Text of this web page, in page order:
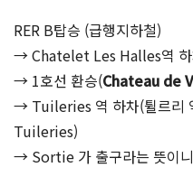
RER B탑승 (급행지하철)
→ Chatelet Les Halles역
→ 1호선 환승(Chateau de
→ Tuileries 역 하차(튈르
Tuileries)
→ Sortie 가 출구라는 뜻이